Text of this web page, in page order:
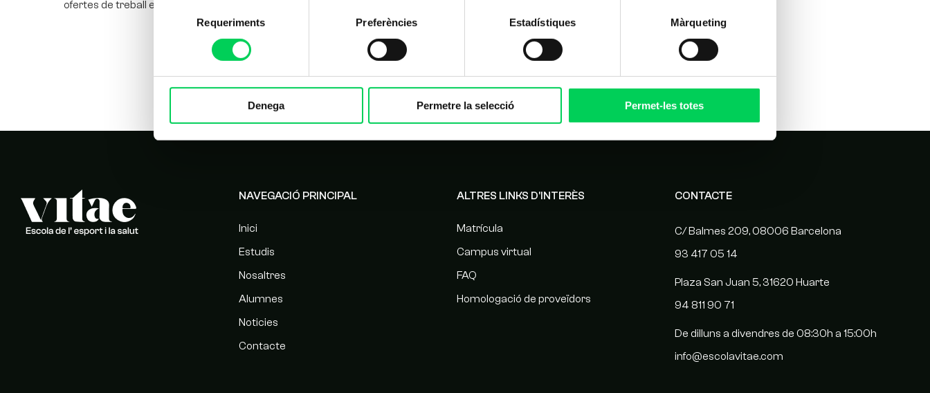
Selecció
consentiment
Requeriments Preferències Estadístiques Màrqueting
Denega Permetre la selecció Permet-les totes
ofertes de treball es multipliquen
NAVEGACIÓ PRINCIPAL
Inici
Estudis
Nosaltres
Alumnes
Noticies
Contacte
ALTRES LINKS D'INTERÈS
Matrícula
Campus virtual
FAQ
Homologació de proveïdors
CONTACTE
C/ Balmes 209, 08006 Barcelona
93 417 05 14
Plaza San Juan 5, 31620 Huarte
94 811 90 71
De dilluns a divendres de 08:30h a 15:00h
info@escolavitae.com